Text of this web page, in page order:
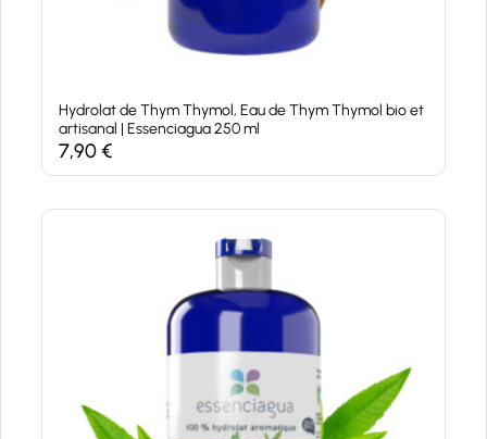
Hydrolat de Thym Thymol, Eau de Thym Thymol bio et
artisanal | Essenciagua 250 ml
7,90€